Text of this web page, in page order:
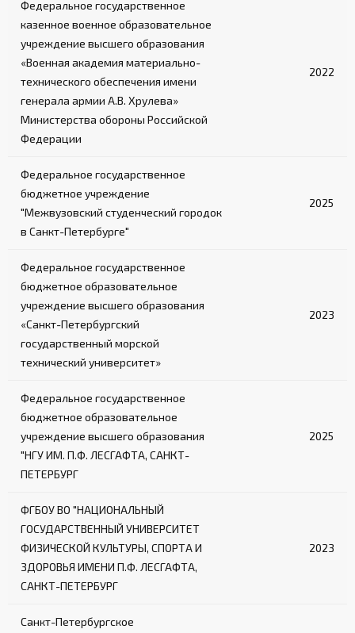
Федеральное государственное
казенное военное образовательное
учреждение высшего образования
«Военная академия материально-
технического обеспечения имени
генерала армии А.В. Хрулева»
Министерства обороны Российской
Федерации
2022
Федеральное государственное
бюджетное учреждение
"Межвузовский студенческий городок
в Санкт-Петербурге"
2025
Федеральное государственное
бюджетное образовательное
учреждение высшего образования
«Санкт-Петербургский
государственный морской
технический университет»
2023
Федеральное государственное
бюджетное образовательное
учреждение высшего образования
"НГУ ИМ. П.Ф. ЛЕСГАФТА, САНКТ-
ПЕТЕРБУРГ
2025
ФГБОУ ВО "НАЦИОНАЛЬНЫЙ
ГОСУДАРСТВЕННЫЙ УНИВЕРСИТЕТ
ФИЗИЧЕСКОЙ КУЛЬТУРЫ, СПОРТА И
ЗДОРОВЬЯ ИМЕНИ П.Ф. ЛЕСГАФТА,
САНКТ-ПЕТЕРБУРГ
2023
Санкт-Петербургское